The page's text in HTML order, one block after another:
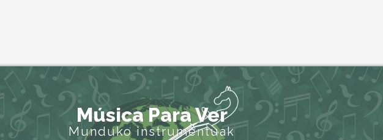
Música Para Ver
Munduko instrumentuak